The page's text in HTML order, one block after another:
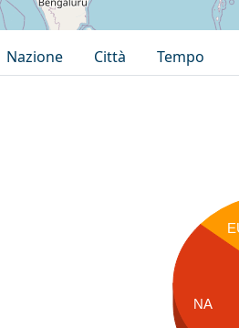
Nazione Città
Tempo
NA